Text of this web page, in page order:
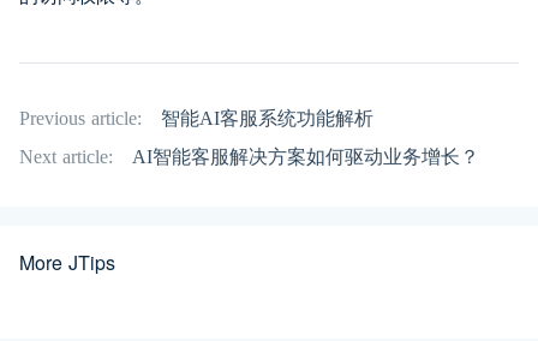
Previous article:
智能AI客服系统功能解析
Next article:
AI智能客服解决方案如何驱动业务增长？
More JTips